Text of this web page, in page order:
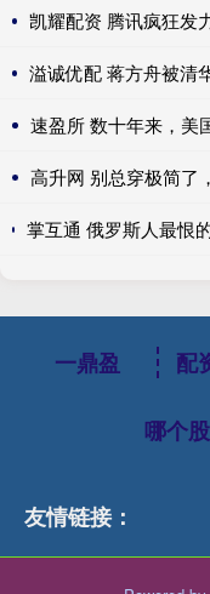
速盈所 数十年来，美
一鼎盈 配
哪个
友情链接：